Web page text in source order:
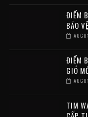
ĐIỂM
BẢO
ĐIỂM
GIÓ
TIM